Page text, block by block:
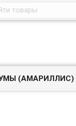
(АМАРИЛЛИС)